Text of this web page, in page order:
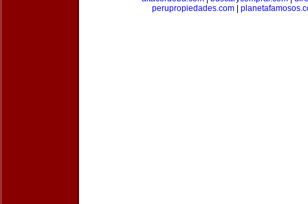
perupropiedades.com